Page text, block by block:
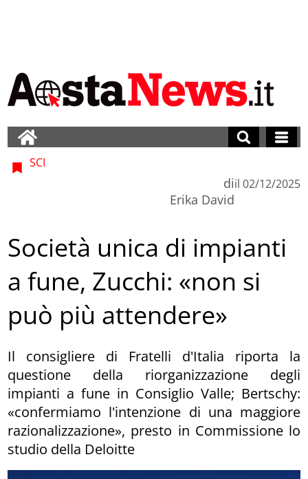
SCI
di
Erika David
il 02/12/2025
Società unica di impianti
a fune, Zucchi: «non si
può più attendere»
Il consigliere di Fratelli d'Italia riporta la
questione della riorganizzazione degli
impianti a fune in Consiglio Valle; Bertschy:
«confermiamo l'intenzione di una maggiore
razionalizzazione», presto in Commissione lo
studio della Deloitte